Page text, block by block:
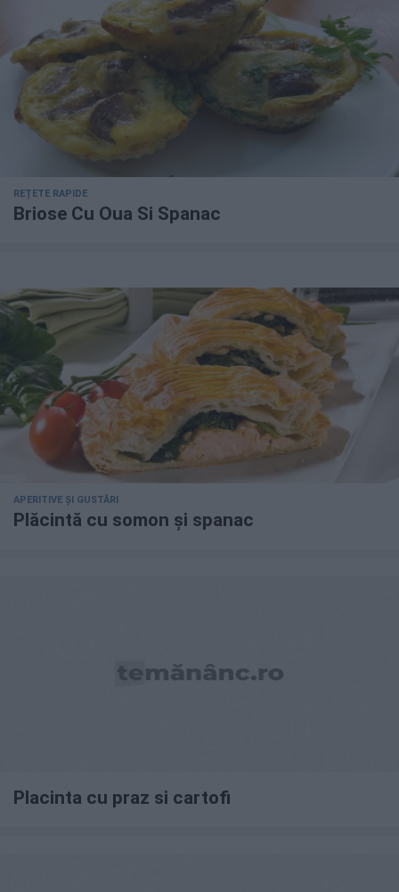
REȚETE RAPIDE
Briose Cu Oua Si Spanac
APERITIVE ȘI GUSTĂRI
Plăcintă cu somon și spanac
Placinta cu praz si cartofi